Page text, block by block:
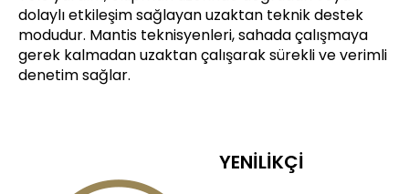
dolaylı etkileşim sağlayan uzaktan teknik destek
modudur. Mantis teknisyenleri, sahada çalışmaya
gerek kalmadan uzaktan çalışarak sürekli ve verimli
denetim sağlar.
YENİLİKÇİ